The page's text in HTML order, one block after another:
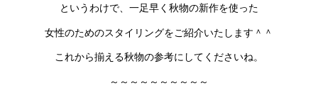
というわけで、一足早く秋物の新作を使った
女性のためのスタイリングをご紹介いたします＾＾
これから揃える秋物の参考にしてくださいね。
～～～～～～～～～～